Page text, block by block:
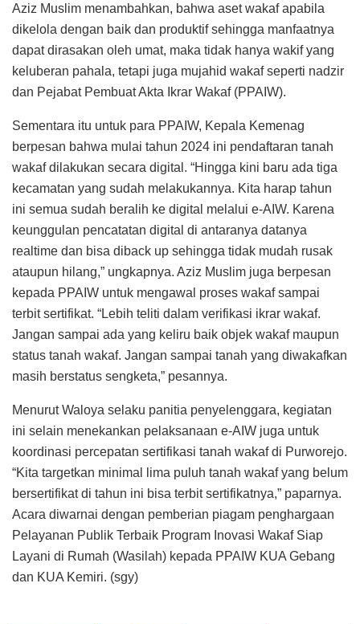
Aziz Muslim menambahkan, bahwa aset wakaf apabila
dikelola dengan baik dan produktif sehingga manfaatnya
dapat dirasakan oleh umat, maka tidak hanya wakif yang
keluberan pahala, tetapi juga mujahid wakaf seperti nadzir
dan Pejabat Pembuat Akta Ikrar Wakaf (PPAIW).
Sementara itu untuk para PPAIW, Kepala Kemenag
berpesan bahwa mulai tahun 2024 ini pendaftaran tanah
wakaf dilakukan secara digital. “Hingga kini baru ada tiga
kecamatan yang sudah melakukannya. Kita harap tahun
ini semua sudah beralih ke digital melalui e-AIW. Karena
keunggulan pencatatan digital di antaranya datanya
realtime dan bisa diback up sehingga tidak mudah rusak
ataupun hilang,” ungkapnya. Aziz Muslim juga berpesan
kepada PPAIW untuk mengawal proses wakaf sampai
terbit sertifikat. “Lebih teliti dalam verifikasi ikrar wakaf.
Jangan sampai ada yang keliru baik objek wakaf maupun
status tanah wakaf. Jangan sampai tanah yang diwakafkan
masih berstatus sengketa,” pesannya.
Menurut Waloya selaku panitia penyelenggara, kegiatan
ini selain menekankan pelaksanaan e-AIW juga untuk
koordinasi percepatan sertifikasi tanah wakaf di Purworejo.
“Kita targetkan minimal lima puluh tanah wakaf yang belum
bersertifikat di tahun ini bisa terbit sertifikatnya,” paparnya.
Acara diwarnai dengan pemberian piagam penghargaan
Pelayanan Publik Terbaik Program Inovasi Wakaf Siap
Layani di Rumah (Wasilah) kepada PPAIW KUA Gebang
dan KUA Kemiri. (sgy)